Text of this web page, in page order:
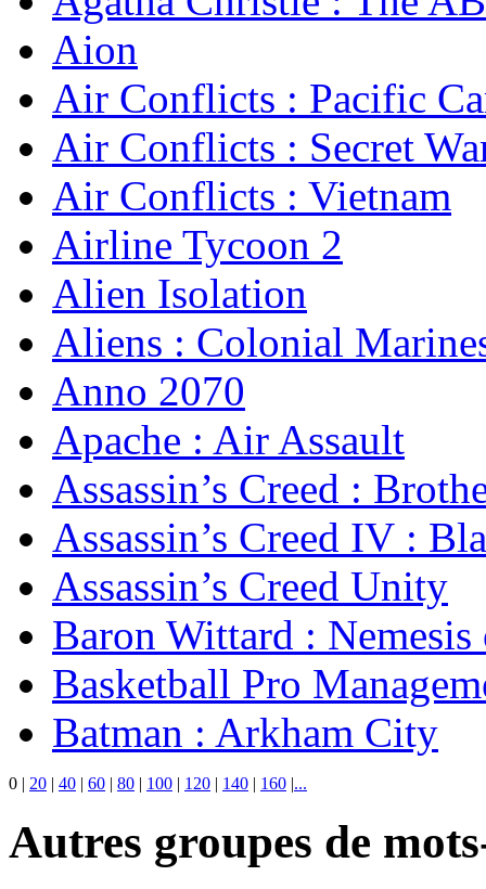
Aion
Air Conflicts : Pacific
Air Conflicts : Secret
Air Conflicts : Vietnam
Airline Tycoon 2
Alien Isolation
Aliens : Colonial
Anno 2070
Apache : Air Assault
Assassin’s Creed :
Assassin’s Creed IV :
Assassin’s Creed Unity
Baron Wittard :
Basketball Pro
Batman : Arkham City
0 | 20 | 40 | 60 | 80 | 100 | 120 | 140 | 160 |...
Autres groupes de